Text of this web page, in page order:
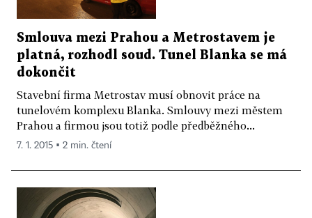
Smlouva mezi Prahou a Metrostavem je
platná, rozhodl soud. Tunel Blanka se má
dokončit
Stavební firma Metrostav musí obnovit práce na
tunelovém komplexu Blanka. Smlouvy mezi městem
Prahou a firmou jsou totiž podle předběžného...
7. 1. 2015 ▪ 2 min. čtení